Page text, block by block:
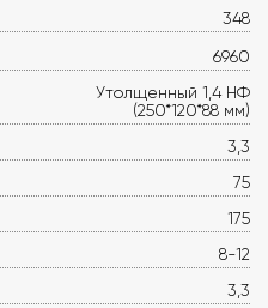
348
6960
Утолщенный 1,4 НФ
(250*120*88 мм)
3,3
75
175
8-12
3,3